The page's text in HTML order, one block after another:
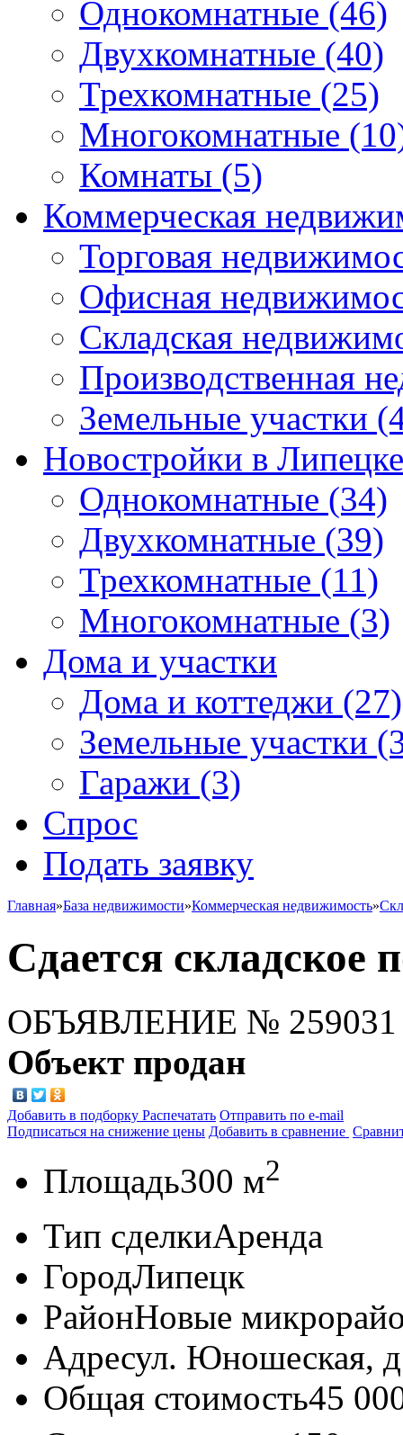
Однокомнатные (46)
Двухкомнатные (40)
Трехкомнатные (25)
Многокомнатные
Комнаты (5)
Коммерческая
Торговая
Офисная
Складская
Производственная
Земельные участки
Новостройки в Липецке
Однокомнатные (34)
Двухкомнатные (39)
Трехкомнатные (11)
Многокомнатные (3)
Дома и участки
Дома и коттеджи (27)
Земельные участки
Гаражи (3)
Спрос
Подать заявку
Главная»База недвижимости»Коммерческая недвижимость»
Сдается складское
ОБЪЯВЛЕНИЕ № 259031
Объект продан
Добавить в подборку Распечатать Отправить по e-mail
Подписаться на снижение цены Добавить в сравнение
Площадь300 м2
Тип сделкиАренда
ГородЛипецк
РайонНовые
Адресул. Юношеская,
Общая стоимость45